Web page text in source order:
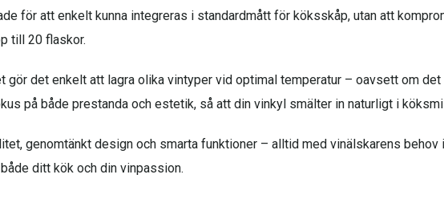
för att enkelt kunna integreras i standardmått för köksskåp, utan att
till 20 flaskor.
gör det enkelt att lagra olika vintyper vid optimal temperatur – oavsett om
på både prestanda och estetik, så att din vinkyl smälter in naturligt i
genomtänkt design och smarta funktioner – alltid med vinälskarens
ditt kök och din vinpassion.